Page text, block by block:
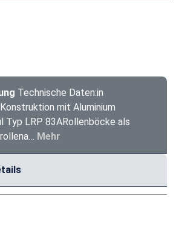
Technische Daten:in
mit Aluminium
Typ LRP 83ARollenböcke als
Mehr